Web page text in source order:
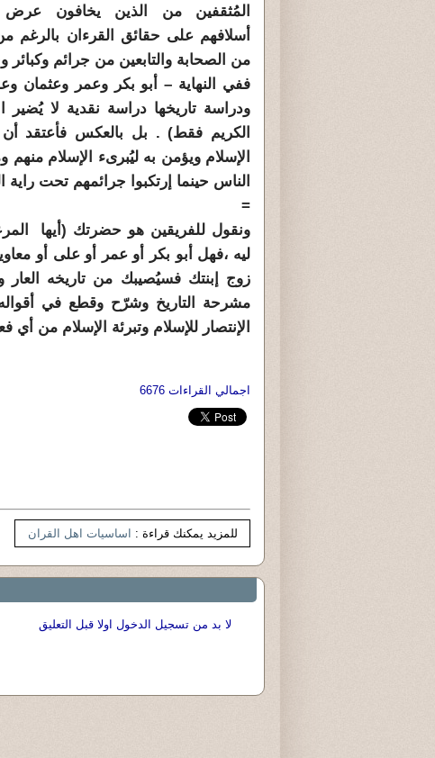
المُثقفين من الذين يخافون عرض
أسلافهم على حقائق القرءان بالرغم
من الصحابة والتابعين من جرائم وكبائر
ففي النهاية – أبو بكر وعمر وعثمان
ودراسة تاريخها دراسة نقدية لا يُضير
الكريم فقط) . بل بالعكس
الإسلام ويؤمن به ليُبرىء الإسلام منهم
الناس حينما إرتكبوا جرائمهم تحت
=
ونقول للفريقين هو حضرتك (أيها
ليه ،فهل أبو بكر أو عمر أو على أو
زوج إبنتك فسيُصيبك من تاريخه
مشرحة التاريخ وشرّح وقطع في
الإنتصار للإسلام وتبرئة الإسلام من
اجمالي القراءات 6676
للمزيد يمكنك قراءة : اساسيات اهل القران
لا بد من تسجيل الدخول اولا قبل التعليق